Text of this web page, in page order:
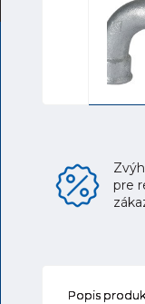
pre
Popis